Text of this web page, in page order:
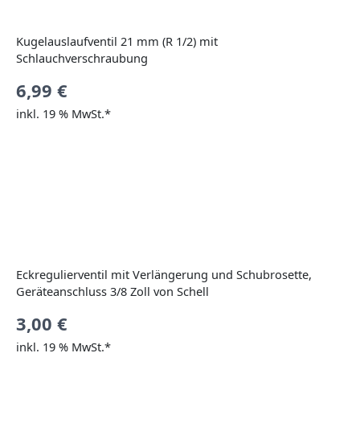
Kugelauslaufventil 21 mm (R 1/2) mit
Schlauchverschraubung
6,99 €
inkl. 19 % MwSt.*
Eckregulierventil mit Verlängerung und Schubrosette,
Geräteanschluss 3/8 Zoll von Schell
3,00 €
inkl. 19 % MwSt.*